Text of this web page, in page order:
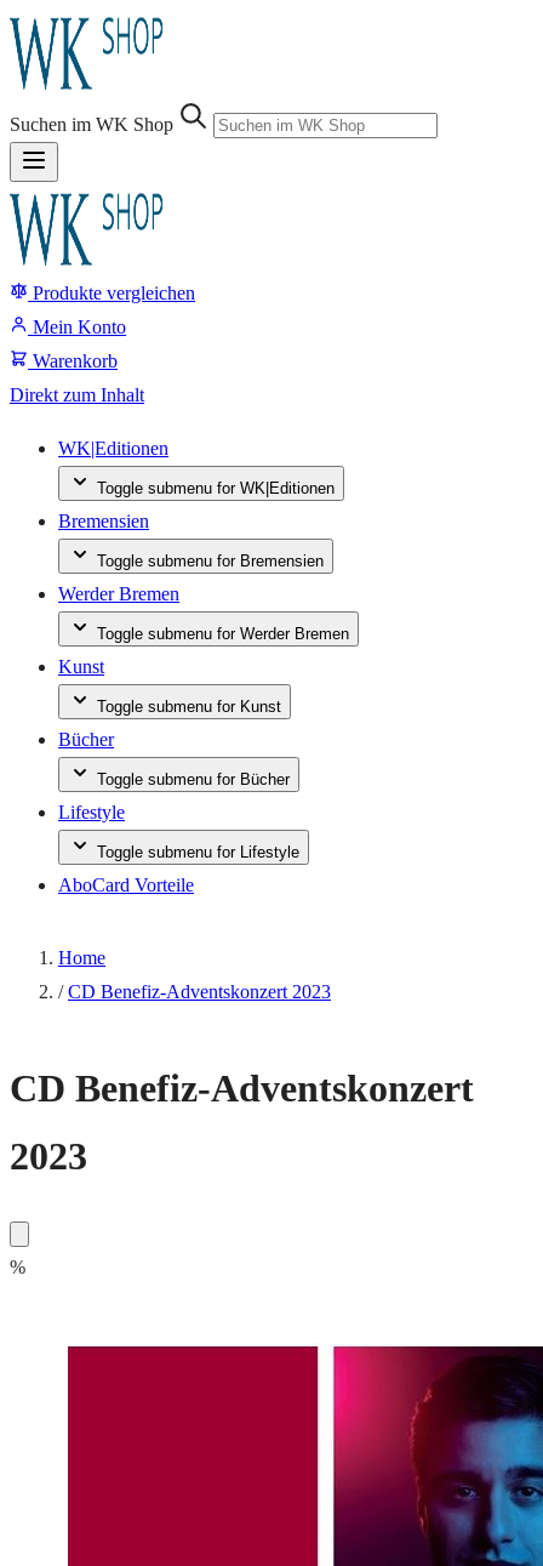
Navigation
Suchen im WK Shop
Produkte vergleichen
Suche
Mein Konto
Warenkorb
Direkt zum Inhalt
WK|Editionen
Toggle submenu for WK|Editionen
Bremensien
Toggle submenu for Bremensien
Werder Bremen
Toggle submenu for Werder Bremen
Kunst
Toggle submenu for Kunst
Bücher
Toggle submenu for Bücher
Lifestyle
Toggle submenu for Lifestyle
AboCard Vorteile
Home
/ CD Benefiz-Adventskonzert 2023
CD Benefiz-Adventskonzert
2023
%